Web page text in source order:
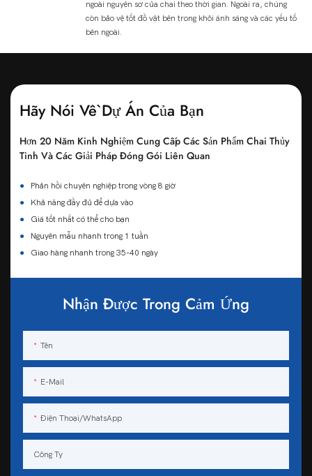
ngoài nguyên sơ của chai theo thời gian. Ngoài ra, chúng
còn bảo vệ tốt đồ vật bên trong khỏi ánh sáng và các yếu tố
bên ngoài.
Hãy Nói Về Dự Án Của Bạn
Hơn 20 Năm Kinh Nghiệm Cung Cấp Các Sản Phẩm Chai Thủy
Tinh Và Các Giải Pháp Đóng Gói Liên Quan
●
Phản hồi chuyên nghiệp trong vòng 8 giờ
●
Khả năng đầy đủ để dựa vào
●
Giá tốt nhất có thể cho bạn
●
Nguyên mẫu nhanh trong 1 tuần
●
Giao hàng nhanh trong 35-40 ngày
Nhận Được Trong Cảm Ứng
Tên
E-Mail
Điện Thoại/WhatsApp
Công Ty